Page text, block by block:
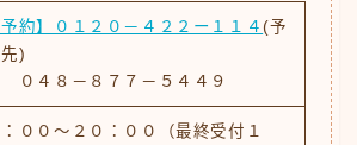
予約】０１２０－４２２ー１１４ (予
)
０４８－８７７－５４４９
：００～２０：００（最終受付１